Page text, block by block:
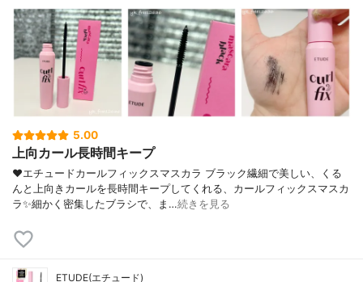
5.00
上向カール長時間キープ
❤︎エチュードカールフィックスマスカラ ブラック繊細で美しい、くる
んと上向きカールを長時間キープしてくれる、カールフィックスマスカ
ラ✨細かく密集したブラシで、ま…続きを見る
ETUDE(エチュード)